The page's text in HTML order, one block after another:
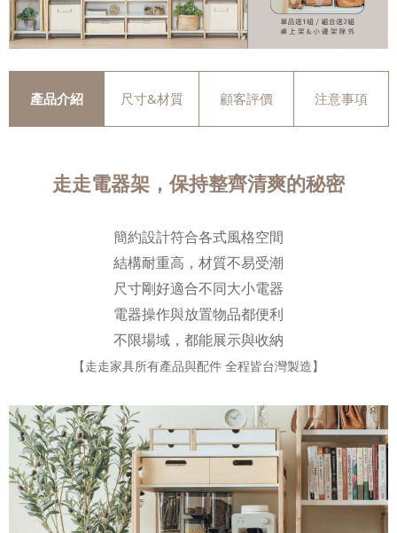
產品介紹 尺寸&材質 顧客評價 注意事項
走走電器架，保持整齊清爽的秘密
簡約設計符合各式風格空間
結構耐重高，材質不易受潮
尺寸剛好適合不同大小電器
電器操作與放置物品都便利
不限場域，都能展示與收納
【走走家具所有產品與配件 全程皆台灣製造】